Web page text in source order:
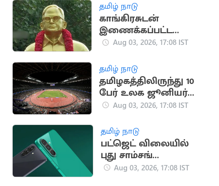
தமிழ் நாடு
காங்கிரசுடன்
இணைக்கப்பட்ட
தமிழ்நாடு
வரலாறு
Aug 03, 2026, 17:08 IST
தமிழ் நாடு
தமிழகத்திலிருந்து 10
பேர் உலக ஜூனியர்
தடகள அணிக்கு
Aug 03, 2026, 17:08 IST
தமிழ் நாடு
பட்ஜெட் விலையில்
புது சாம்சங்
ஸ்மார்ட்போன்
Aug 03, 2026, 17:08 IST